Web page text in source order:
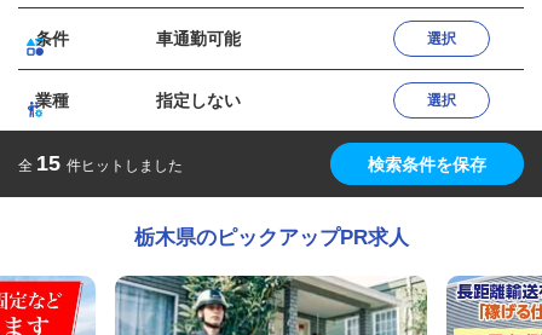
条件 車通勤可能 選択
業種 指定しない 選択
全 15 件ヒットしました 検索条件を保存
栃木県のピックアップPR求人